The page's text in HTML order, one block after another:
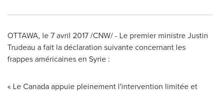
OTTAWA, le 7 avril 2017 /CNW/ - Le premier ministreJustin
Trudeau a fait la déclaration suivante concernant les
frappes américaines en Syrie :
« Le Canadaappuie pleinement l'intervention limitée et